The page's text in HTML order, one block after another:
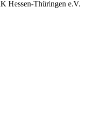
Hessen-Thüringen e.V.